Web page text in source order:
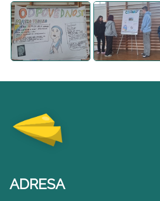
ADRESA